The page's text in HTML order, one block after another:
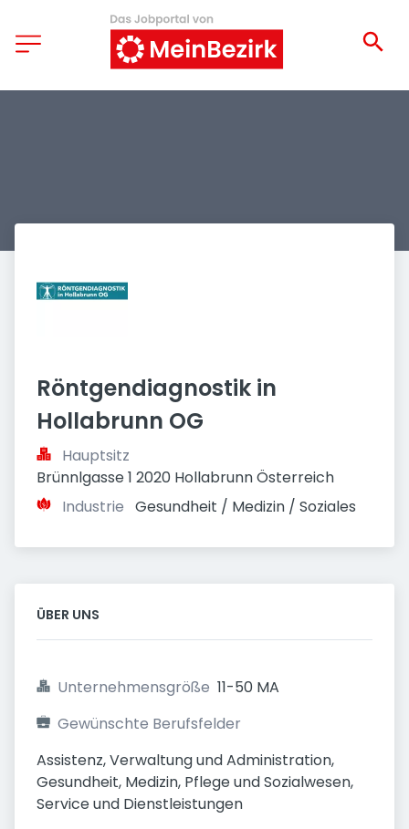
Röntgendiagnostik in
Hollabrunn OG
Hauptsitz
Brünnlgasse 1 2020 Hollabrunn Österreich
Industrie Gesundheit / Medizin / Soziales
ÜBER UNS
Unternehmensgröße 11-50 MA
Gewünschte Berufsfelder
Assistenz, Verwaltung und Administration,
Gesundheit, Medizin, Pflege und Sozialwesen,
Service und Dienstleistungen